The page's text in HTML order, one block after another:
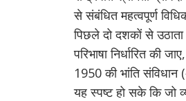
से संबंधित महत्वपूर्ण
पिछले दो दशकों से
परिभाषा निर्धारित की
1950 की भांति
यह स्पष्ट हो सके कि जो